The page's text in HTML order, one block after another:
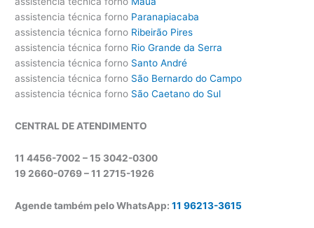
assistencia técnica forno Paranapiacaba
assistencia técnica forno Ribeirão Pires
assistencia técnica forno Rio Grande da Serra
assistencia técnica forno Santo André
assistencia técnica forno São Bernardo do Campo
assistencia técnica forno São Caetano do Sul
CENTRAL DE ATENDIMENTO
11 4456-7002 – 15 3042-0300
19 2660-0769 –11 2715-1926
Agende também pelo WhatsApp:11 96213-3615